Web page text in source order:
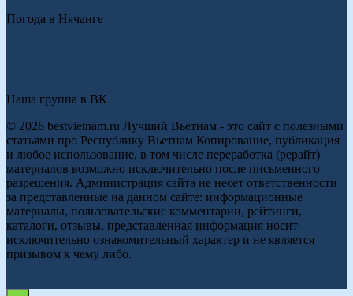
Погода в Нячанге
Наша группа в ВК
© 2026 bestvietnam.ru Лучший Вьетнам - это сайт с полезными
статьями про Республику Вьетнам Копирование, публикация
и любое использование, в том числе переработка (рерайт)
материалов возможно исключительно после письменного
разрешения. Администрация сайта не несет ответственности
за представленные на данном сайте: информационные
материалы, пользовательские комментарии, рейтинги,
каталоги, отзывы, представленная информация носит
исключительно ознакомительный характер и не является
призывом к чему либо.